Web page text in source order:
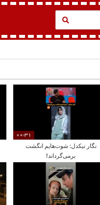
00:31
نگار نیکدل: شوت‌هایم انگشت
برمی‌گرداند!